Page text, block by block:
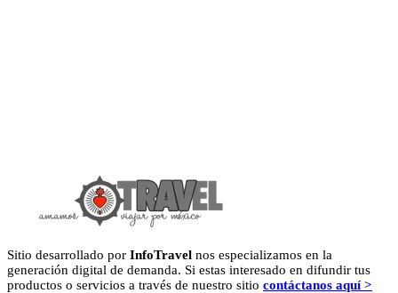
Sitio desarrollado por InfoTravel nos especializamos en la
generación digital de demanda. Si estas interesado en difundir tus
productos o servicios a través de nuestro sitio contáctanos aquí >